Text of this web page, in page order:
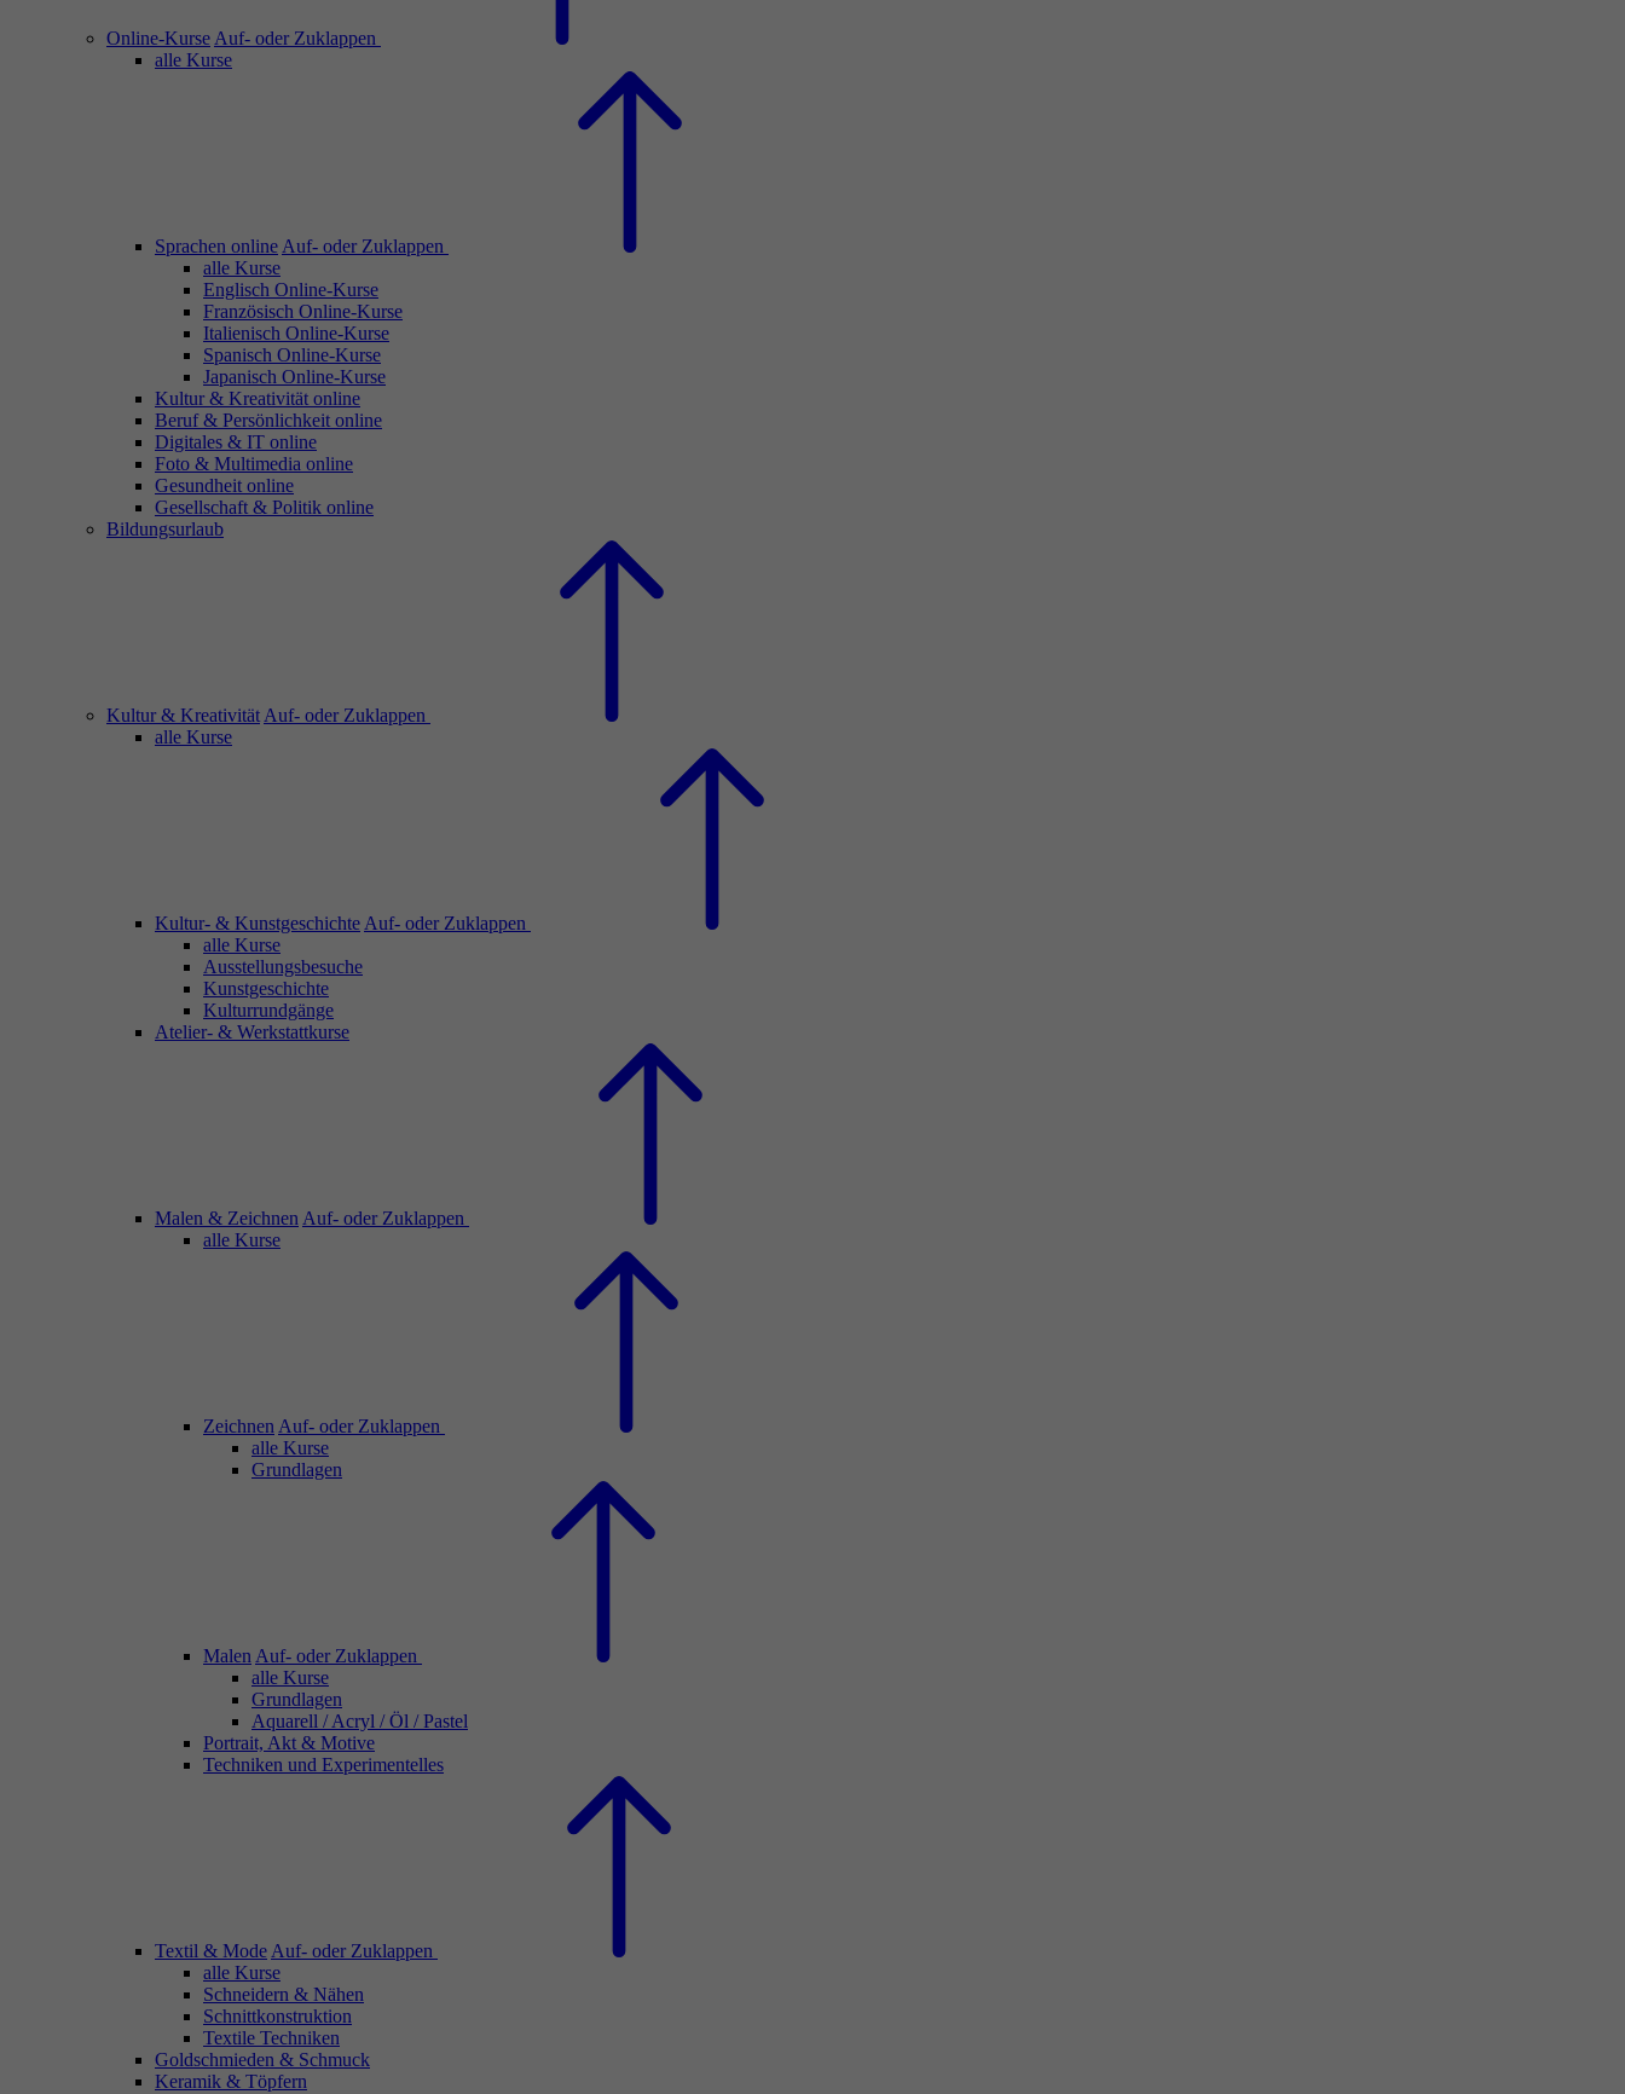
Online-Kurse Auf- oder Zuklappen
alle Kurse
Sprachen online Auf- oder Zuklappen
alle Kurse
Englisch Online-Kurse
Französisch Online-Kurse
Italienisch Online-Kurse
Spanisch Online-Kurse
Japanisch Online-Kurse
Kultur & Kreativität online
Beruf & Persönlichkeit online
Digitales & IT online
Foto & Multimedia online
Gesundheit online
Gesellschaft & Politik online
Bildungsurlaub
Kultur & Kreativität Auf- oder Zuklappen
alle Kurse
Kultur- & Kunstgeschichte Auf- oder Zuklappen
alle Kurse
Ausstellungsbesuche
Kunstgeschichte
Kulturrundgänge
Atelier- & Werkstattkurse
Malen & Zeichnen Auf- oder Zuklappen
alle Kurse
Zeichnen Auf- oder Zuklappen
alle Kurse
Grundlagen
Malen Auf- oder Zuklappen
alle Kurse
Grundlagen
Aquarell / Acryl / Öl / Pastel
Portrait, Akt & Motive
Techniken und Experimentelles
Textil & Mode Auf- oder Zuklappen
alle Kurse
Schneidern & Nähen
Schnittkonstruktion
Textile Techniken
Goldschmieden & Schmuck
Keramik & Töpfern